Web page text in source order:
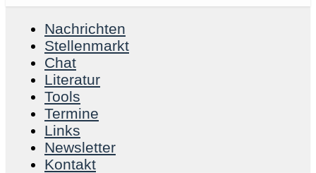
Nachrichten
Stellenmarkt
Chat
Literatur
Tools
Termine
Links
Newsletter
Kontakt